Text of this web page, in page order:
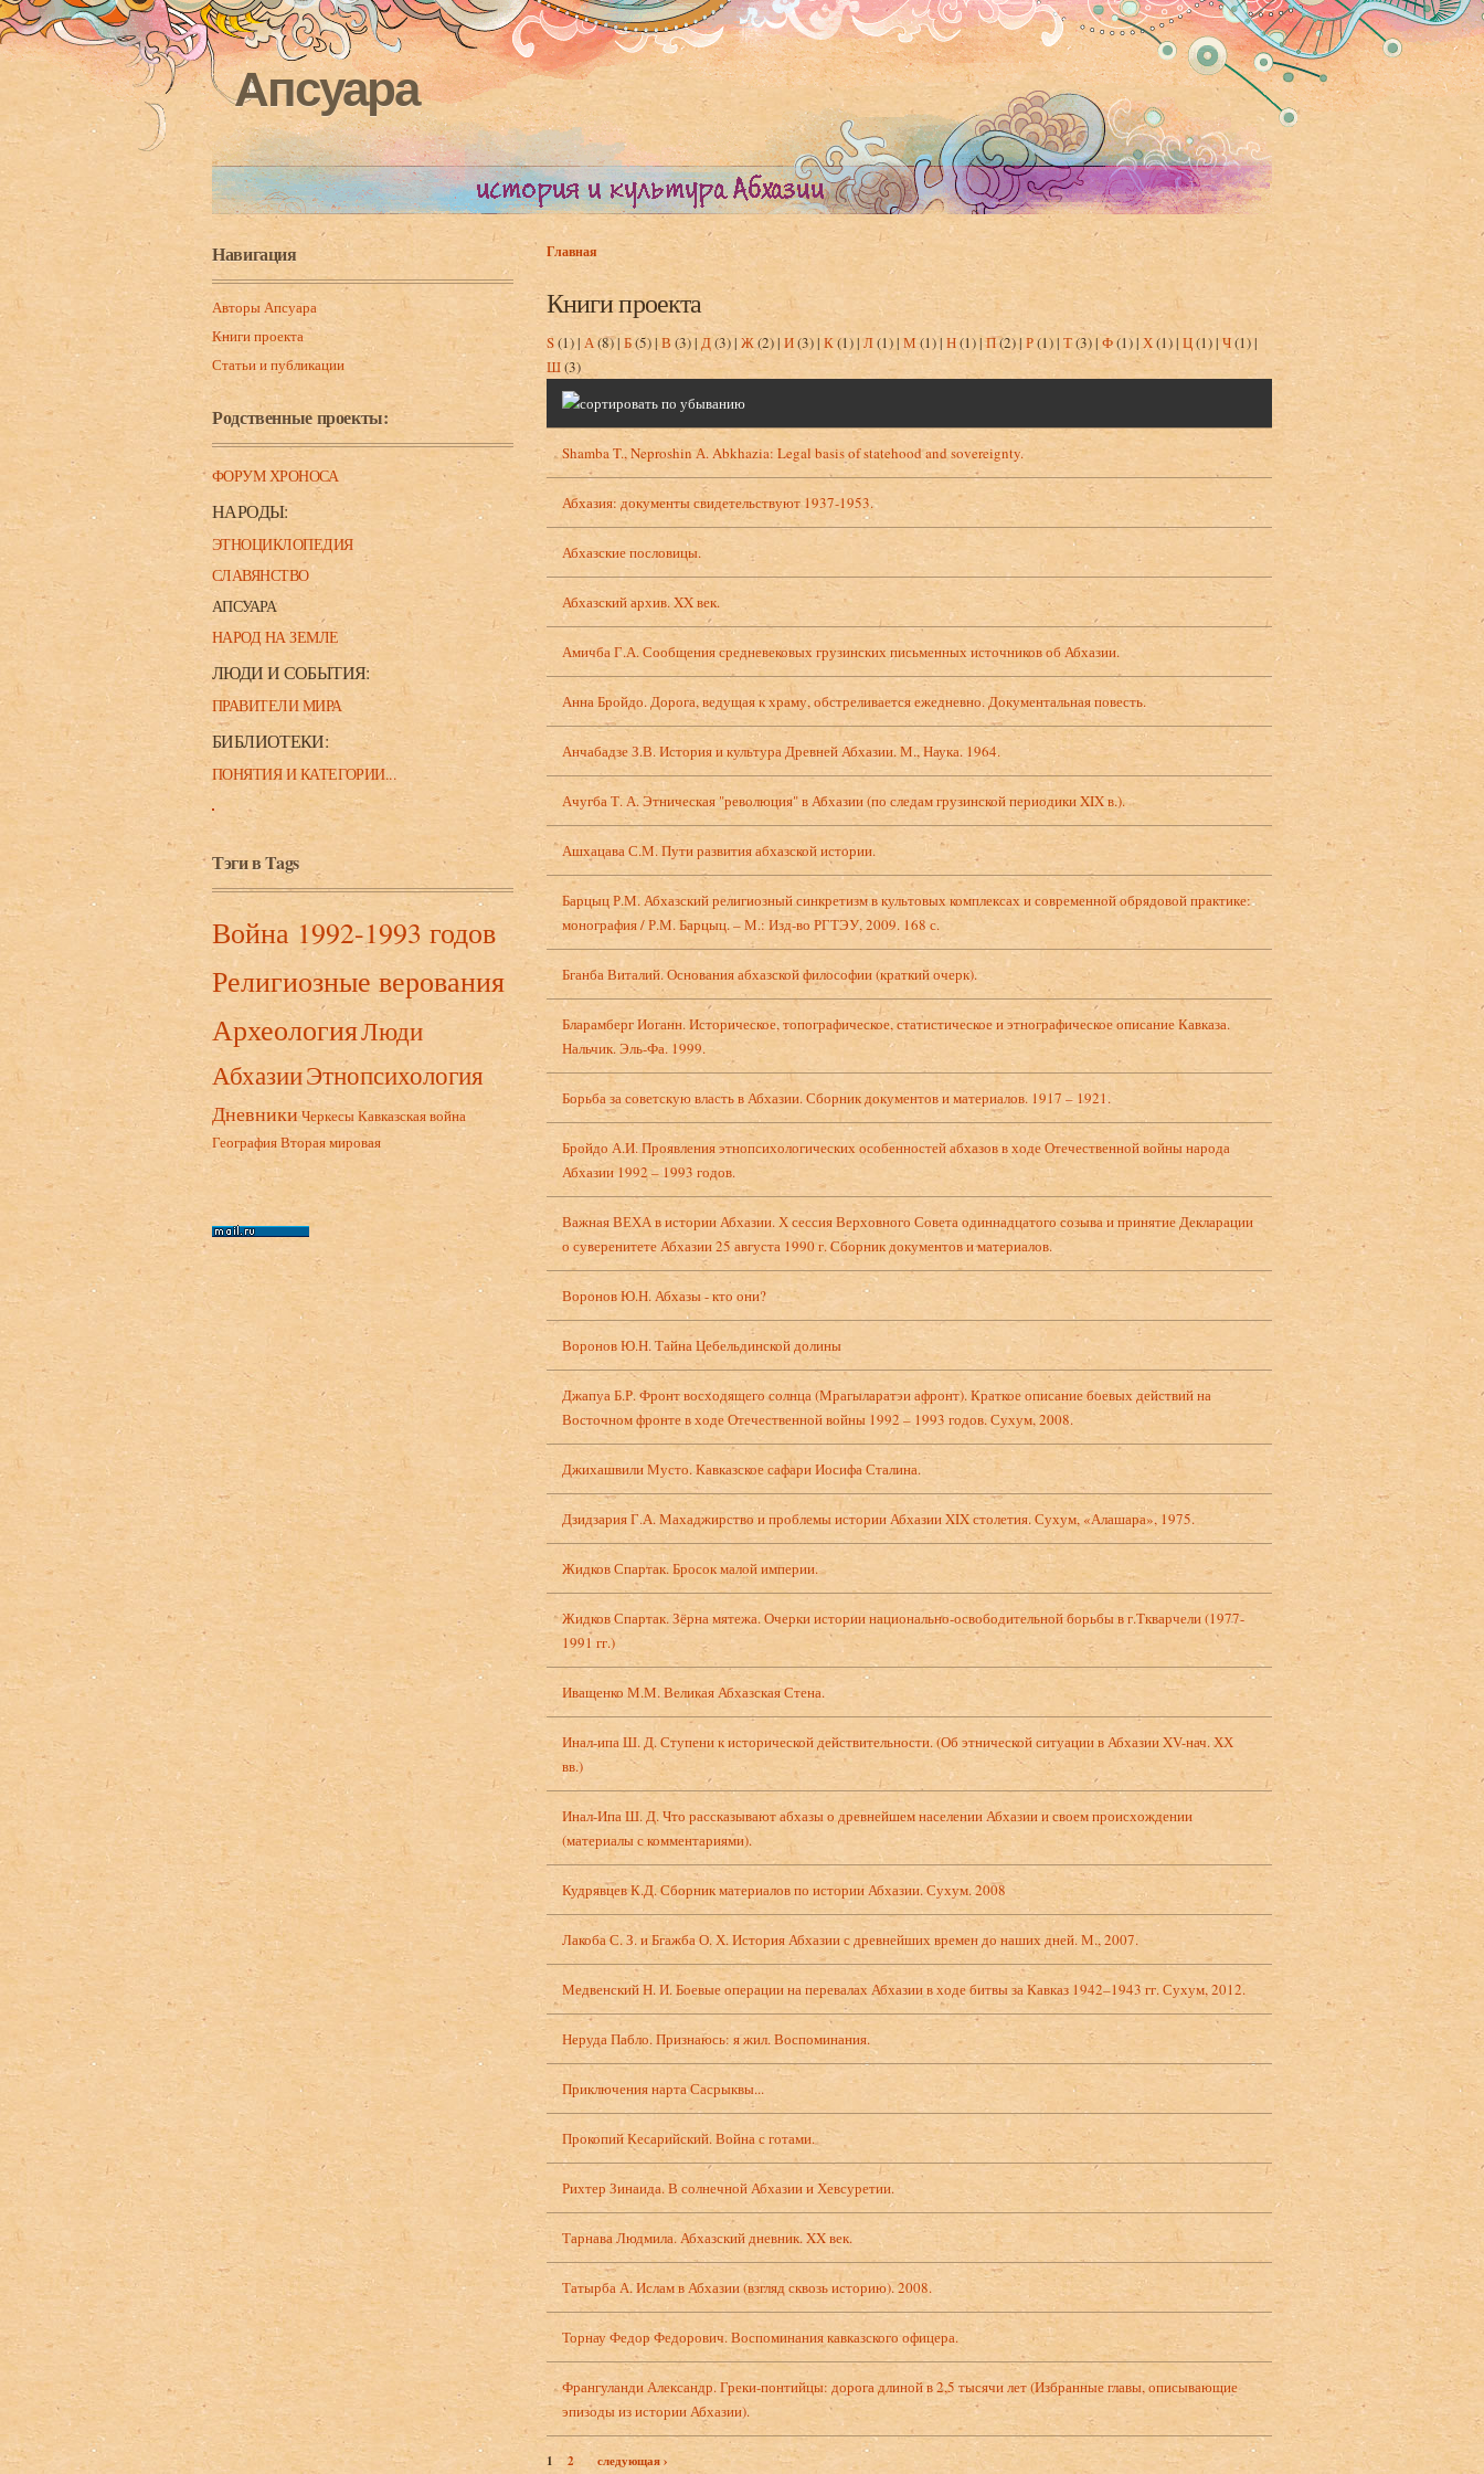
Апсуара
Навигация
Авторы Апсуара
Книги проекта
Статьи и публикации
Родственные проекты:
ФОРУМ ХРОНОСА
НАРОДЫ:
ЭТНОЦИКЛОПЕДИЯ
СЛАВЯНСТВО
АПСУАРА
НАРОД НА ЗЕМЛЕ
ЛЮДИ И СОБЫТИЯ:
ПРАВИТЕЛИ МИРА
БИБЛИОТЕКИ:
ПОНЯТИЯ И КАТЕГОРИИ...
Тэги в Tags
Война 1992-1993 годов
Религиозные верования
АрхеологияЛюди
АбхазииЭтнопсихология
Дневники ЧеркесыКавказская война
ГеографияВторая мировая
Вы здесь
Главная
Книги проекта
S(1)| А(8)| Б(5)|В (3)| Д(3)| Ж(2)| И(3)| К(1)|Л(1)| М (1)| Н(1)|П(2)|Р(1)| Т(3)|Ф(1)| Х(1)| Ц(1)| Ч(1)|
Ш(3)
Shamba T., Neproshin А. Abkhazia: Legal basis of statehood and sovereignty.
Абхазия: документы свидетельствуют 1937-1953.
Абхазские пословицы.
Абхазский архив. XX век.
Амичба Г.А. Сообщения средневековых грузинских письменных источников об Абхазии.
Анна Бройдо. Дорога, ведущая к храму, обстреливается ежедневно. Документальная повесть.
Анчабадзе З.В. История и культура Древней Абхазии. М., Наука. 1964.
Ачугба Т. А. Этническая "революция" в Абхазии (по следам грузинской периодики XIX в.).
Ашхацава С.М. Пути развития абхазской истории.
Барцыц Р.М. Абхазский религиозный синкретизм в культовых комплексах и современной обрядовой практике:
монография / Р.М. Барцыц. – М.: Изд-во РГТЭУ, 2009. 168 с.
Бганба Виталий. Основания абхазской философии (краткий очерк).
Бларамберг Иоганн. Историческое, топографическое, статистическое и этнографическое описание Кавказа.
Нальчик. Эль-Фа. 1999.
Борьба за советскую власть в Абхазии. Сборник документов и материалов. 1917 – 1921.
Бройдо А.И. Проявления этнопсихологических особенностей абхазов в ходе Отечественной войны народа
Абхазии 1992 – 1993 годов.
Важная ВЕХА в истории Абхазии. Х сессия Верховного Совета одиннадцатого созыва и принятие Декларации
о суверенитете Абхазии 25 августа 1990 г. Сборник документов и материалов.
Воронов Ю.Н. Абхазы - кто они?
Воронов Ю.Н. Тайна Цебельдинской долины
Джапуа Б.Р. Фронт восходящего солнца (Мрагыларатэи афронт). Краткое описание боевых действий на
Восточном фронте в ходе Отечественной войны 1992 – 1993 годов. Сухум, 2008.
Джихашвили Мусто. Кавказское сафари Иосифа Сталина.
Дзидзария Г.А. Махаджирство и проблемы истории Абхазии XIX столетия. Сухум, «Алашара», 1975.
Жидков Спартак. Бросок малой империи.
Жидков Спартак. Зёрна мятежа. Очерки истории национально-освободительной борьбы в г.Ткварчели (1977-
1991 гг.)
Иващенко М.М. Великая Абхазская Стена.
Инал-ипа Ш. Д. Ступени к исторической действительности. (Об этнической ситуации в Абхазии XV-нач. ХХ
вв.)
Инал-Ипа Ш. Д. Что рассказывают абхазы о древнейшем населении Абхазии и своем происхождении
(материалы с комментариями).
Кудрявцев К.Д. Сборник материалов по истории Абхазии. Сухум. 2008
Лакоба С. З. и Бгажба О. Х. История Абхазии с древнейших времен до наших дней. М., 2007.
Медвенский Н. И. Боевые операции на перевалах Абхазии в ходе битвы за Кавказ 1942–1943 гг. Сухум, 2012.
Неруда Пабло. Признаюсь: я жил. Воспоминания.
Приключения нарта Сасрыквы...
Прокопий Кесарийский. Война с готами.
Рихтер Зинаида. В солнечной Абхазии и Хевсуретии.
Тарнава Людмила. Абхазский дневник. XX век.
Татырба А. Ислам в Абхазии (взгляд сквозь историю). 2008.
Торнау Федор Федорович. Воспоминания кавказского офицера.
Франгуланди Александр. Греки-понтийцы: дорога длиной в 2,5 тысячи лет (Избранные главы, описывающие
эпизоды из истории Абхазии).
1 2 следующая ›